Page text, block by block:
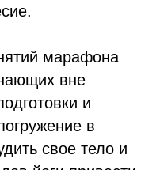
марафона
вне
и
в
свое тело и